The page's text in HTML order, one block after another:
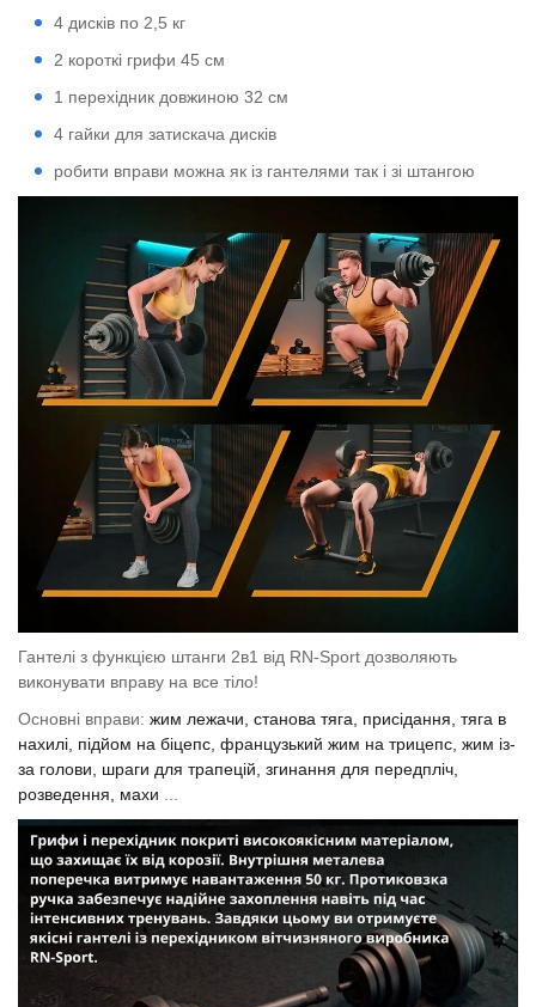
4 дисків по 2,5 кг
2 короткі грифи 45 см
1 перехідник довжиною 32 см
4 гайки для затискача дисків
робити вправи можна як із гантелями так і зі штангою
Гантелі з функцією штанги 2в1 від RN-Sport дозволяють
виконувати вправу на все тіло!
Основні вправи: жим лежачи, станова тяга, присідання, тяга в
нахилі, підйом на біцепс, французький жим на трицепс, жим із-
за голови, шраги для трапецій, згинання для передпліч,
розведення, махи ...